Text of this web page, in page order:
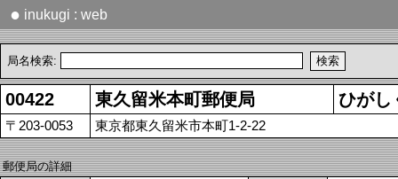
● inukugi : web
局名検索:
00422 東久留米本町郵便局 ひがし
〒203-0053 東京都東久留米市本町1-2-22
郵便局の詳細